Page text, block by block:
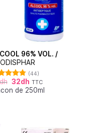
96% VOL. /
4.77
5
(44)
32dh TTC
de 250ml